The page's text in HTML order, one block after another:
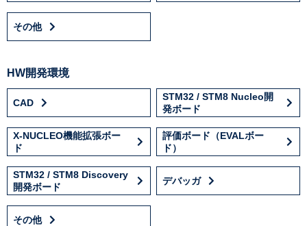
その他
HW開発環境
CAD
STM32 / STM8 Nucleo開
発ボード
X-NUCLEO機能拡張ボー
ド
評価ボード（EVALボー
ド）
STM32 / STM8 Discovery
開発ボード
デバッガ
その他